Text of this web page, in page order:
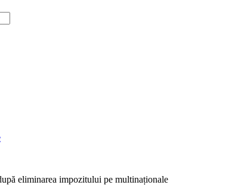
eliminarea impozitului pe multinaționale